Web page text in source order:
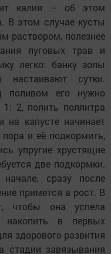
калия – об этом
В этом случае кусты
раствором, полезнее
луговых трав и
легко: банку золы
сутки.
поливом его нужно
2, полить поллитра
начинает
и её подкормить,
упругие хрустящие
две подкормки.
сразу после
примется в рост. В
чтобы она успела
накопить в первых
здорового развития
стадии завязывания